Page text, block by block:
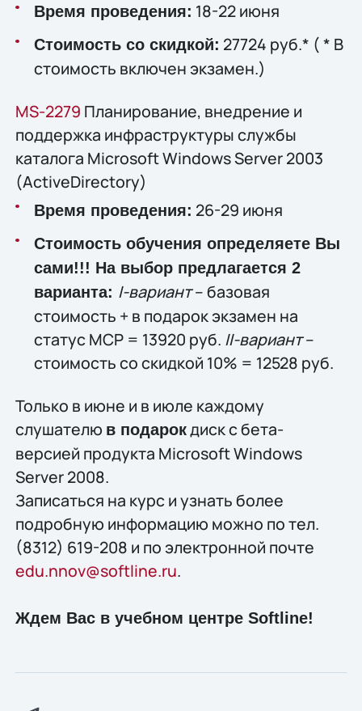
Время проведения: 18-22 июня
Стоимость со скидкой: 27724 руб.* ( * В
стоимость включен экзамен.)
MS-2279 Планирование, внедрение и
поддержка инфраструктуры службы
каталога Microsoft Windows Server 2003
(ActiveDirectory)
Время проведения: 26-29 июня
Стоимость обучения определяете Вы
сами!!! На выбор предлагается 2
варианта: I-вариант– базовая
стоимость + в подарок экзамен на
статус MCP = 13920 руб. II-вариант–
стоимость со скидкой 10% = 12528 руб.
Только в июне и в июле каждому
слушателю в подарокдиск с бета-
версией продукта Microsoft Windows
Server 2008.
Записаться на курс и узнать более
подробную информацию можно по тел.
(8312) 619-208 и по электронной почте
edu.nnov@softline.ru.
Ждем Вас в учебном центре Softline!